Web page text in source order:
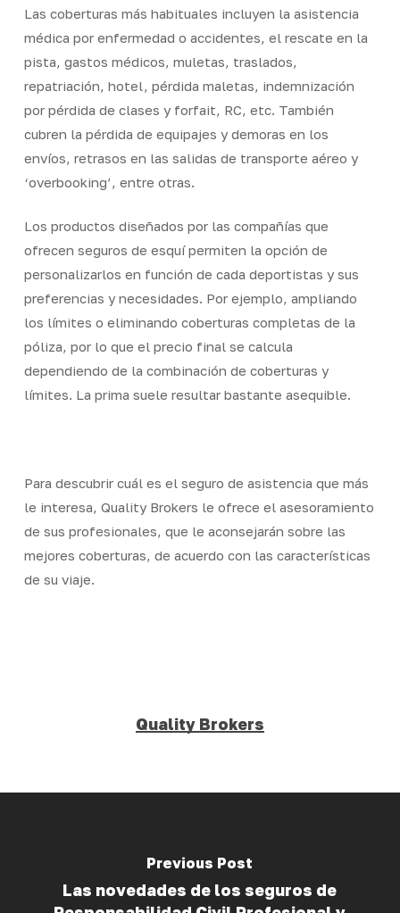
Las coberturas más habituales incluyen la asistencia
médica por enfermedad o accidentes, el rescate en la
pista, gastos médicos, muletas, traslados,
repatriación, hotel, pérdida maletas, indemnización
por pérdida de clases y forfait, RC, etc. También
cubren la pérdida de equipajes y demoras en los
envíos, retrasos en las salidas de transporte aéreo y
‘overbooking’, entre otras.
Los productos diseñados por las compañías que
ofrecen seguros de esquí permiten la opción de
personalizarlos en función de cada deportistas y sus
preferencias y necesidades. Por ejemplo, ampliando
los límites o eliminando coberturas completas de la
póliza, por lo que el precio final se calcula
dependiendo de la combinación de coberturas y
límites. La prima suele resultar bastante asequible.
Para descubrir cuál es el seguro de asistencia que más
le interesa, Quality Brokers le ofrece el asesoramiento
de sus profesionales, que le aconsejarán sobre las
mejores coberturas, de acuerdo con las características
de su viaje.
Quality Brokers
Previous Post
Las novedades de los seguros de